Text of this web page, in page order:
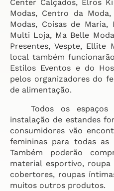
Center Calçados, Elros
Modas, Centro da
Modas, Coisas de Maria,
Multi Loja, Ma Belle
Presentes, Vespte, Ellite
local também
Estilos Eventos e do
pelos organizadores do
de alimentação.
Todos os espaços
instalação de estandes
consumidores vão
femininas para todas as
Também poderão
material esportivo,
cobertores, roupas
muitos outros produtos.